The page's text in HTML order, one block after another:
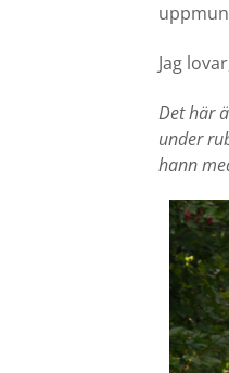
Jag
Det här
under
hann